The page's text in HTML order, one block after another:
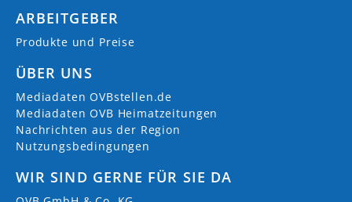
ARBEITGEBER
Produkte und Preise
ÜBER UNS
Mediadaten OVBstellen.de
Mediadaten OVB Heimatzeitungen
Nachrichten aus der Region
Nutzungsbedingungen
WIR SIND GERNE FÜR SIE DA